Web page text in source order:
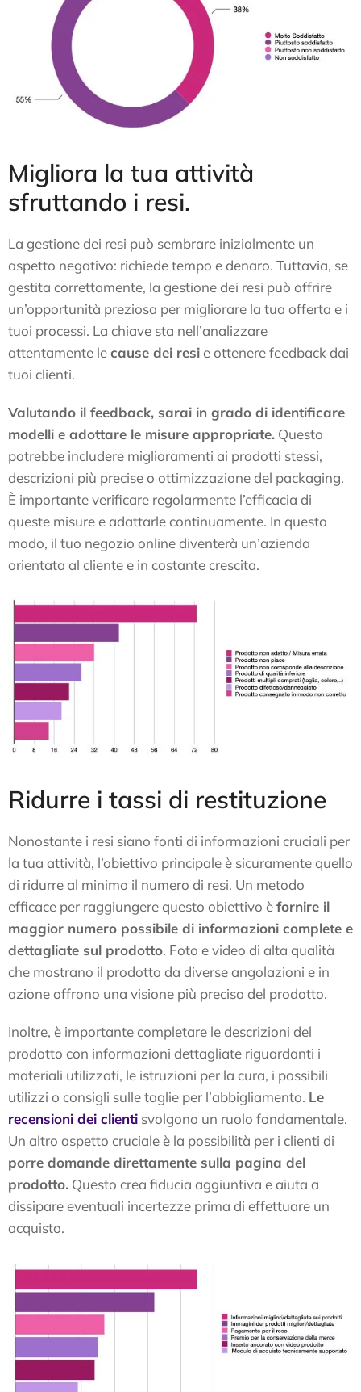
Migliora la tua attività
sfruttando i resi.
La gestione dei resi può sembrare inizialmente un
aspetto negativo: richiede tempo e denaro. Tuttavia, se
gestita correttamente, la gestione dei resi può offrire
un’opportunità preziosa per migliorare la tua offerta e i
tuoi processi. La chiave sta nell’analizzare
attentamente lecause dei resie ottenere feedback dai
tuoi clienti.
Valutando il feedback, sarai in grado di identificare
modelli e adottare le misure appropriate. Questo
potrebbe includere miglioramenti ai prodotti stessi,
descrizioni più precise o ottimizzazione del packaging.
È importante verificare regolarmente l’efficacia di
queste misure e adattarle continuamente. In questo
modo, il tuo negozio online diventerà un’azienda
orientata al cliente e in costante crescita.
Ridurre i tassi di restituzione
Nonostante i resi siano fonti di informazioni cruciali per
la tua attività, l’obiettivo principale è sicuramente quello
di ridurre al minimo il numero di resi. Un metodo
efficace per raggiungere questo obiettivo èfornire il
maggior numero possibile di informazioni complete e
dettagliate sul prodotto. Foto e video di alta qualità
che mostrano il prodotto da diverse angolazioni e in
azione offrono una visione più precisa del prodotto.
Inoltre, è importante completare le descrizioni del
prodotto con informazioni dettagliate riguardanti i
materiali utilizzati, le istruzioni per la cura, i possibili
utilizzi o consigli sulle taglie per l’abbigliamento. Le
recensioni dei clienti svolgono un ruolo fondamentale.
Un altro aspetto cruciale è la possibilità per i clienti di
porre domande direttamente sulla pagina del
prodotto. Questo crea fiducia aggiuntiva e aiuta a
dissipare eventuali incertezze prima di effettuare un
acquisto.